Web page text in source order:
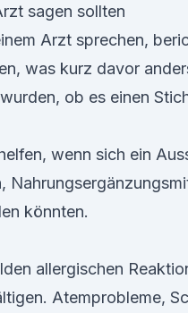
sagen sollten
Arzt sprechen,
was kurz davor
ob es einen
wenn sich ein
könnten.
allergischen
Atemprobleme,